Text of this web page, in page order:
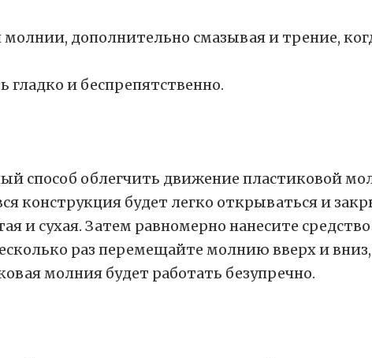
молнии, дополнительно смазывая и трение,
гладко и беспрепятственно.
облегчить движение пластиковой
конструкция будет легко открываться и
и сухая. Затем равномерно нанесите
раз перемещайте молнию вверх и
молния будет работать безупречно.